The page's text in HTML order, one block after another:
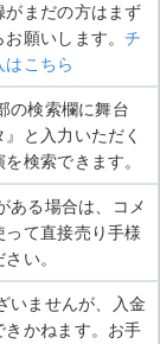
がまだの方はまず
お願いします。チ
はこちら
の検索欄に舞台
』と入力いただく
検索できます。
ある場合は、コメ
って直接売り手様
い。
いませんが、入金
きかねます。お手